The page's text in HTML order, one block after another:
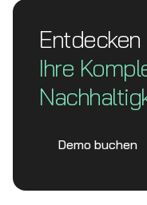
Ihre
Demo buchen